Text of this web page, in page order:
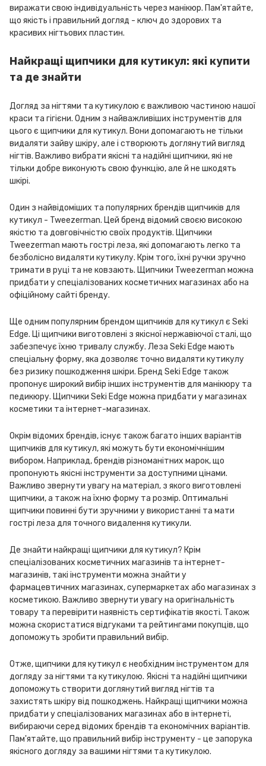
виражати свою індивідуальність через манікюр. Пам'ятайте,
що якість і правильний догляд - ключ до здорових та
красивих нігтьових пластин.
Найкращі щипчики для кутикул: які купити
та де знайти
Догляд за нігтями та кутикулою є важливою частиною нашої
краси та гігієни. Одним з найважливіших інструментів для
цього є щипчики для кутикул. Вони допомагають не тільки
видаляти зайву шкіру, але і створюють доглянутий вигляд
нігтів. Важливо вибрати якісні та надійні щипчики, які не
тільки добре виконують свою функцію, але й не шкодять
шкірі.
Один з найвідоміших та популярних брендів щипчиків для
кутикул - Tweezerman. Цей бренд відомий своєю високою
якістю та довговічністю своїх продуктів. Щипчики
Tweezerman мають гострі леза, які допомагають легко та
безболісно видаляти кутикулу. Крім того, їхні ручки зручно
тримати в руці та не ковзають. Щипчики Tweezerman можна
придбати у спеціалізованих косметичних магазинах або на
офіційному сайті бренду.
Ще одним популярним брендом щипчиків для кутикул є Seki
Edge. Ці щипчики виготовлені з якісної нержавіючої сталі, що
забезпечує їхню тривалу службу. Леза Seki Edge мають
спеціальну форму, яка дозволяє точно видаляти кутикулу
без ризику пошкодження шкіри. Бренд Seki Edge також
пропонує широкий вибір інших інструментів для манікюру та
педикюру. Щипчики Seki Edge можна придбати у магазинах
косметики та інтернет-магазинах.
Окрім відомих брендів, існує також багато інших варіантів
щипчиків для кутикул, які можуть бути економічнішим
вибором. Наприклад, брендів різноманітних марок, що
пропонують якісні інструменти за доступними цінами.
Важливо звернути увагу на матеріал, з якого виготовлені
щипчики, а також на їхню форму та розмір. Оптимальні
щипчики повинні бути зручними у використанні та мати
гострі леза для точного видалення кутикули.
Де знайти найкращі щипчики для кутикул? Крім
спеціалізованих косметичних магазинів та інтернет-
магазинів, такі інструменти можна знайти у
фармацевтичних магазинах, супермаркетах або магазинах з
косметикою. Важливо звернути увагу на оригінальність
товару та перевірити наявність сертифікатів якості. Також
можна скористатися відгуками та рейтингами покупців, що
допоможуть зробити правильний вибір.
Отже, щипчики для кутикул є необхідним інструментом для
догляду за нігтями та кутикулою. Якісні та надійні щипчики
допоможуть створити доглянутий вигляд нігтів та
захистять шкіру від пошкоджень. Найкращі щипчики можна
придбати у спеціалізованих магазинах або в інтернеті,
вибираючи серед відомих брендів та економічних варіантів.
Пам'ятайте, що правильний вибір інструменту - це запорука
якісного догляду за вашими нігтями та кутикулою.